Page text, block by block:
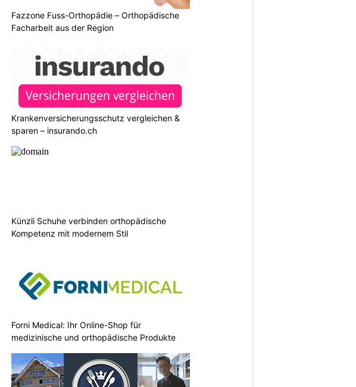
Fazzone Fuss-Orthopädie – Orthopädische
Facharbeit aus der Region
Krankenversicherungsschutz vergleichen &
sparen – insurando.ch
Künzli Schuhe verbinden orthopädische
Kompetenz mit modernem Stil
Forni Medical: Ihr Online-Shop für
medizinische und orthopädische Produkte